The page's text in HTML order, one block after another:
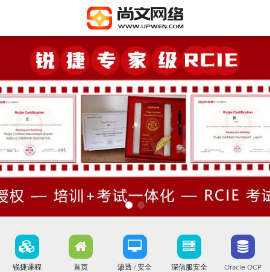
锐捷课程 首页 渗透 / 安全 深信服安全 Oracle OCP